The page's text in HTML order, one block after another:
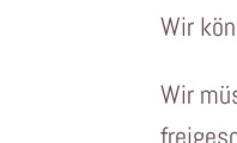
Wir
Wir